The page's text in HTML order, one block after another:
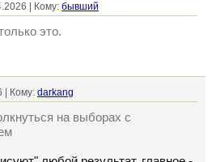
| Кому: бывший
это.
| Кому: darkang
на выборах с